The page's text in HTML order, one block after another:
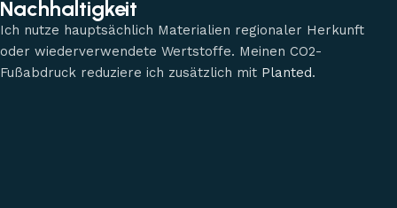
Nachhaltigkeit
Ich nutze hauptsächlich Materialien regionaler Herkunft
oder wiederverwendete Wertstoffe. Meinen CO2-
Fußabdruck reduziere ich zusätzlich mit Planted.